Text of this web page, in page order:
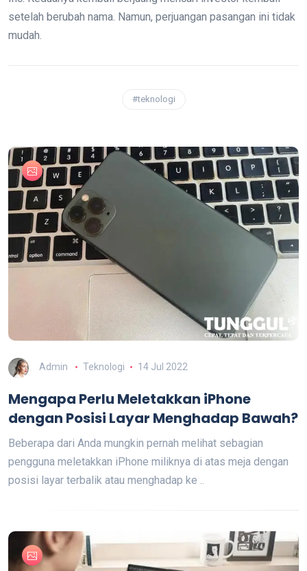
setelah berubah nama. Namun, perjuangan pasangan ini tidak
mudah.
#teknologi
Admin Teknologi 14 Jul 2022
Mengapa Perlu Meletakkan iPhone
dengan Posisi Layar Menghadap Bawah?
Beberapa dari Anda mungkin pernah melihat sebagian
pengguna meletakkan iPhone miliknya di atas meja dengan
posisi layar terbalik atau menghadap ke ..